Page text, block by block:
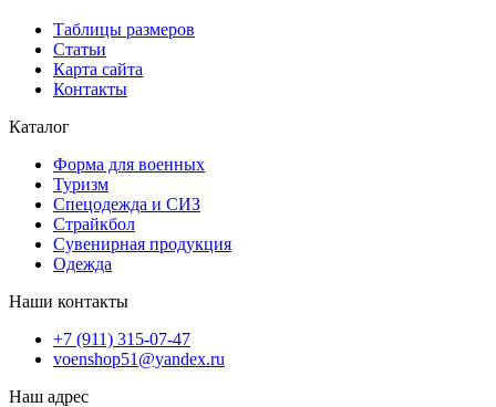
Таблицы размеров
Статьи
Карта сайта
Контакты
Каталог
Форма для военных
Туризм
Спецодежда и СИЗ
Страйкбол
Сувенирная продукция
Одежда
Наши контакты
+7 (911) 315-07-47
voenshop51@yandex.ru
Наш адрес